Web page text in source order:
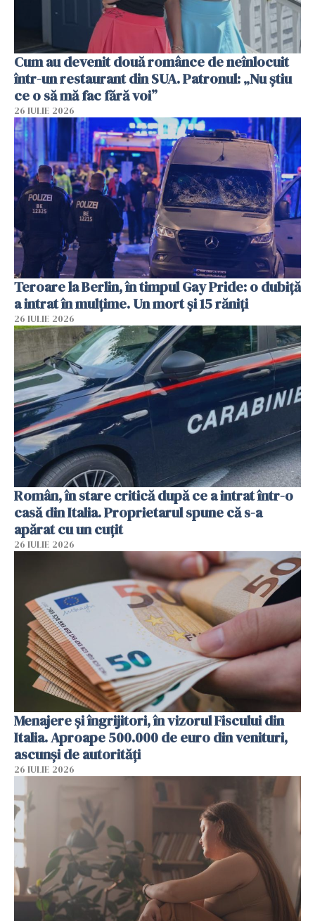
Cum au devenit două românce de neînlocuit
într-un restaurant din SUA. Patronul: „Nu știu
ce o să mă fac fără voi”
26 IULIE 2026
Teroare la Berlin, în timpul Gay Pride: o dubiță
a intrat în mulțime. Un mort și 15 răniți
26 IULIE 2026
Român, în stare critică după ce a intrat într-o
casă din Italia. Proprietarul spune că s-a
apărat cu un cuțit
26 IULIE 2026
Menajere și îngrijitori, în vizorul Fiscului din
Italia. Aproape 500.000 de euro din venituri,
ascunși de autorități
26 IULIE 2026